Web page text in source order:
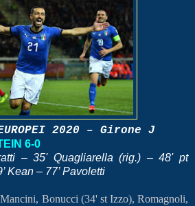
2020 – Girone J
6-0
– 35' Quagliarella (rig.) – 48' pt
Kean – 77’ Pavoletti
Bonucci (34' st Izzo), Romagnoli,